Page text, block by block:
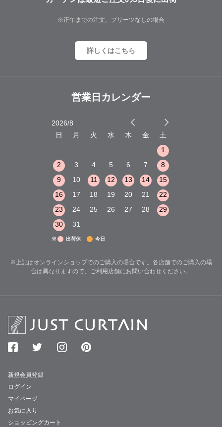
※正午までの注文、プリーツなしの場合
詳しくはこちら
営業日カレンダー
2026/8
日
月 火 水 木 金
土
1
2
3 4 5 6 7
8
9
10 11 12 13 14
15
16
17 18 19 20 21
22
23
24 25 26 27 28
29
30
31
※ 出荷休 今日
※上記はオンラインショップでのご購入の場合です。各店舗でのご購入の場
合は異なりますので、ご利用店舗にお問い合わせください。
新規会員登録
ログイン
マイページ
お気に入り
ショッピングカート